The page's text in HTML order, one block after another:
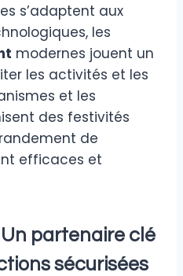
s’adaptent aux
les
modernes jouent un
les activités et les
et les
des festivités
de
efficaces et
Un partenaire clé
sécurisées